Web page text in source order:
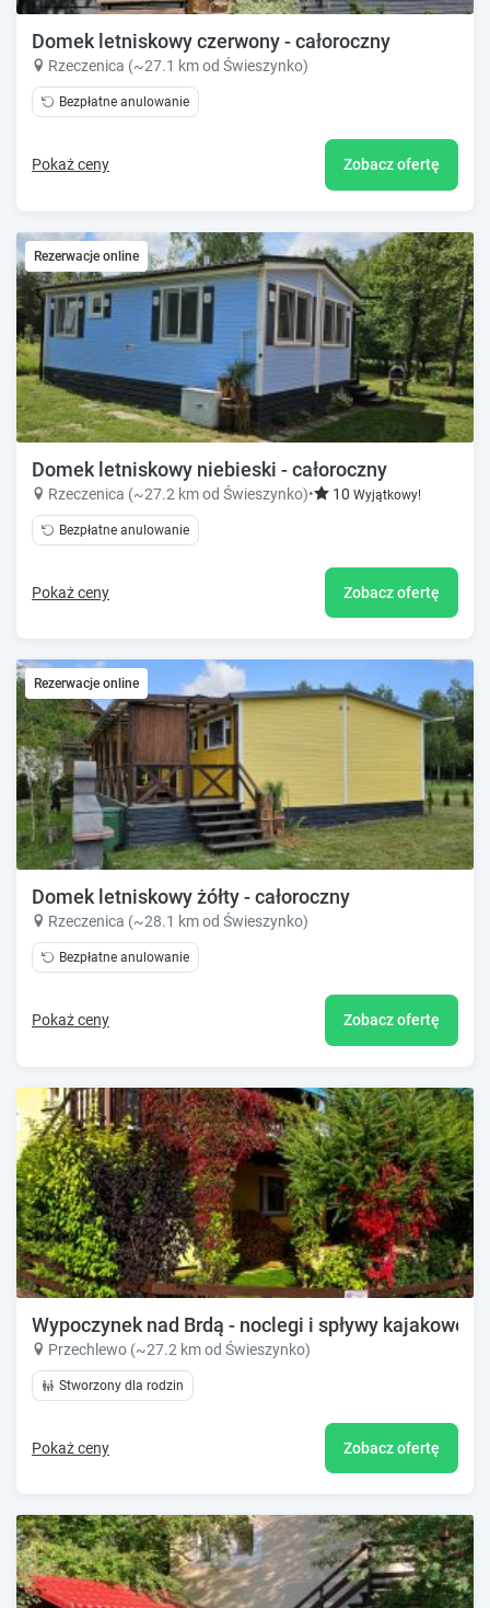
Domek letniskowy czerwony - całoroczny
Rzeczenica (~27.1 km od Świeszynko)
Bezpłatne anulowanie
Pokaż ceny Zobacz ofertę
Rezerwacje online
Domek letniskowy niebieski - całoroczny
Rzeczenica (~27.2 km od Świeszynko)• 10 Wyjątkowy!
Bezpłatne anulowanie
Pokaż ceny Zobacz ofertę
Rezerwacje online
Domek letniskowy żółty - całoroczny
Rzeczenica (~28.1 km od Świeszynko)
Bezpłatne anulowanie
Pokaż ceny Zobacz ofertę
Wypoczynek nad Brdą - noclegi i spływy kajakowe
Przechlewo (~27.2 km od Świeszynko)
Stworzony dla rodzin
Pokaż ceny Zobacz ofertę